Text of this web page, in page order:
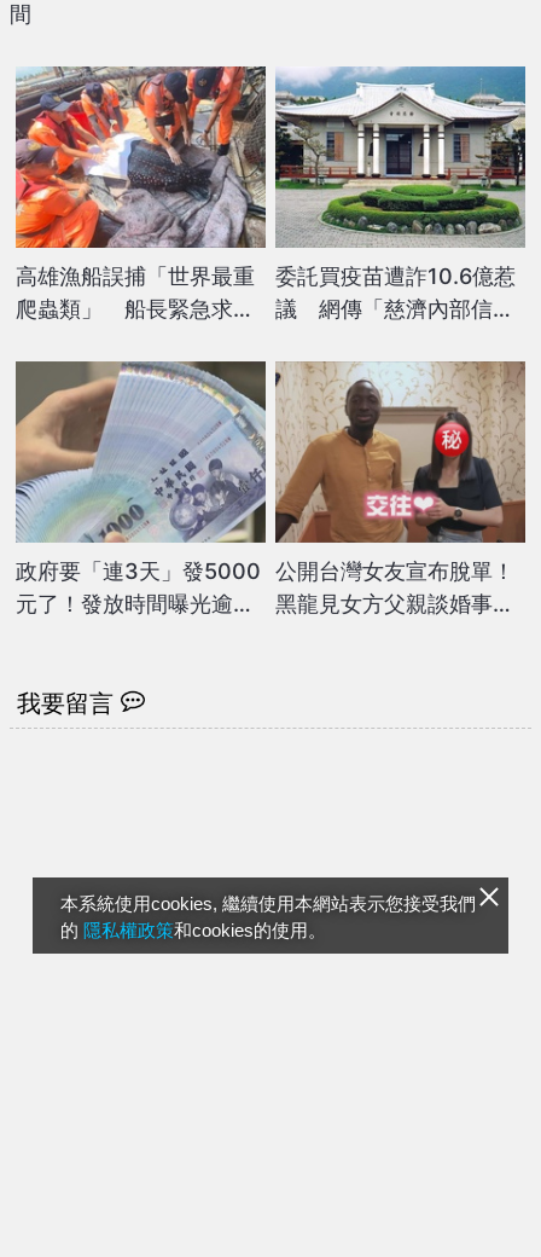
本系統使用cookies, 繼續使用本網站表示您接受我們
的 隱私權政策和cookies的使用。
間
高雄漁船誤捕「世界最重
爬蟲類」 船長緊急求助
委託買疫苗遭詐10.6億惹
議 網傳「慈濟內部信全
政府要「連3天」發5000
元了！發放時間曝光逾期
公開台灣女友宣布脫單！
黑龍見女方父親談婚事
我要留言